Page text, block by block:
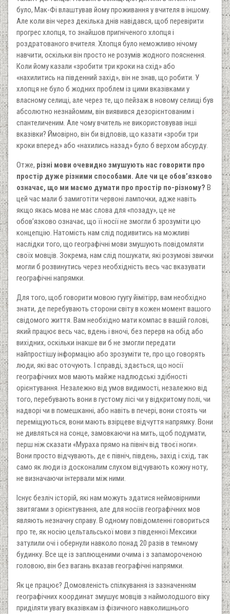
було, Мак-Фі влаштував йому проживання у вчителя в іншому.
Але коли він через декілька днів навідався, щоб перевірити
прогрес хлопця, то знайшов пригніченого хлопця і
роздратованого вчителя. Хлопця було неможливо нічому
навчити, оскільки він просто не розумів жодного пояснення.
Коли йому казали «зробити три кроки на схід» або
«нахилитись на південний захід», він не знав, що робити. У
хлопця не було б жодних проблем із цими вказівками у
власному селищі, але через те, що пейзаж в новому селищі був
абсолютно незнайомим, він виявився дезорієнтованим і
спантеличеним. Але чому вчитель не використовував інші
вказівки? Ймовірно, він би відповів, що казати «зроби три
кроки вперед» або «нахились назад» було б верхом абсурду.
Отже, різні мови очевидно змушують нас говорити про
простір дуже різними способами. Але чи це обов’язково
означає, що ми маємо думати про простір по-різному? В
цей час мали б замиготіти червоні лампочки, адже навіть
якщо якась мова не має слова для «позаду», це не
обов’язково означає, що її носії не змогли б зрозуміти цю
концепцію. Натомість нам слід подивитись на можливі
наслідки того, що географічні мови змушують повідомляти
своїх мовців. Зокрема, нам слід пошукати, які розумові звички
могли б розвинутись через необхідність весь час вказувати
географічні напрямки.
Для того, щоб говорити мовою гуугу йімітірр, вам необхідно
знати, де перебувають сторони світу в кожен момент вашого
свідомого життя. Вам необхідно мати компас в вашій голові,
який працює весь час, вдень і вночі, без перерв на обід або
вихідних, оскільки інакше ви б не змогли передати
найпростішу інформацію або зрозуміти те, про що говорять
люди, які вас оточують. І справді, здається, що носії
географічних мов мають майже надлюдські здібності
орієнтування. Незалежно від умов видимості, незалежно від
того, перебувають вони в густому лісі чи у відкритому полі, чи
надворі чи в помешканні, або навіть в печері, вони стоять чи
переміщуються, вони мають взірцеве відчуття напрямку. Вони
не дивляться на сонце, замовкаючи на мить, щоб подумати,
перш ніж сказати «Мураха прямо на північ від твоєї ноги».
Вони просто відчувають, де є північ, південь, захід і схід, так
само як люди із досконалим слухом відчувають кожну ноту,
не визначаючи інтервали між ними.
Існує безліч історій, які нам можуть здатися неймовірними
звитягами з орієнтування, але для носіїв географічних мов
являють незначну справу. В одному повідомленні говориться
про те, як носію цельтальської мови з південної Мексики
затулили очі і обернули навколо понад 20 разів в темному
будинку. Все ще із заплющеними очима і з запамороченою
головою, він без вагань вказав географічні напрямки.
Як це працює? Домовленість спілкування із зазначенням
географічних координат змушує мовців з наймолодшого віку
приділяти увагу вказівкам із фізичного навколишнього